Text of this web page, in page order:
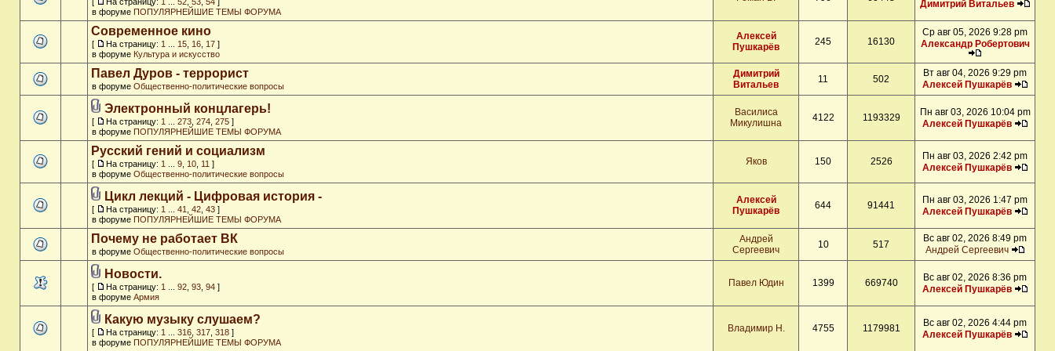
в форуме ПОПУЛЯРНЕЙШИЕ ТЕМЫ ФОРУМА
Димитрий Витальев
Современное кино
[ На страницу: 1 15 16 17 ]
в форуме Культура и искусство
Алексей
Пушкарёв
245 16130
Ср авг 05, 2026 9:28 pm
Александр Робертович
Павел Дуров - террорист
в форуме Общественно-политические вопросы
Димитрий
Витальев
11 502
Вт авг 04, 2026 9:29 pm
Алексей Пушкарёв
Электронный концлагерь!
[ На страницу: 1 273 274 275 ]
в форуме ПОПУЛЯРНЕЙШИЕ ТЕМЫ ФОРУМА
Василиса
Микулишна
4122 1193329
Пн авг 03, 2026 10:04 pm
Алексей Пушкарёв
Русский гений и социализм
[ На страницу: 1 9 10 11 ]
в форуме Общественно-политические вопросы
Яков 150 2526
Пн авг 03, 2026 2:42 pm
Алексей Пушкарёв
Цикл лекций - Цифровая история -
[ На страницу: 1 41 42 43 ]
в форуме ПОПУЛЯРНЕЙШИЕ ТЕМЫ ФОРУМА
Алексей
Пушкарёв
644 91441
Пн авг 03, 2026 1:47 pm
Алексей Пушкарёв
Почему не работает ВК
в форуме Общественно-политические вопросы
Андрей
Сергеевич
10 517
Вс авг 02, 2026 8:49 pm
Андрей Сергеевич
Новости.
[ На страницу: 1 92 93 94 ]
в форуме Армия
Павел Юдин 1399 669740
Вс авг 02, 2026 8:36 pm
Алексей Пушкарёв
Какую музыку слушаем?
[ На страницу: 1 316 317 318 ]
в форуме ПОПУЛЯРНЕЙШИЕ ТЕМЫ ФОРУМА
Владимир Н. 4755 1179981
Вс авг 02, 2026 4:44 pm
Алексей Пушкарёв